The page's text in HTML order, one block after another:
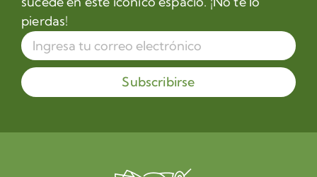
pierdas!
Subscribirse